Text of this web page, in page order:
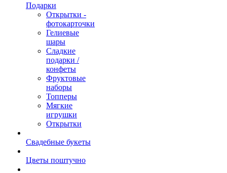
Подарки
Открытки -
фотокарточки
Гелиевые
шары
Сладкие
подарки /
конфеты
Фруктовые
наборы
Топперы
Мягкие
игрушки
Открытки
Свадебные букеты
Цветы поштучно